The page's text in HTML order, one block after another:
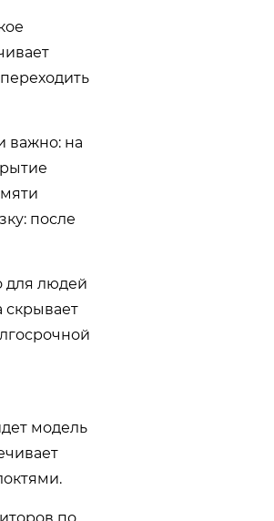
важно: на
после
для людей
скрывает
модель